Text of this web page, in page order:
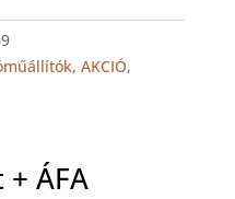
, AKCIÓ,
+ ÁFA